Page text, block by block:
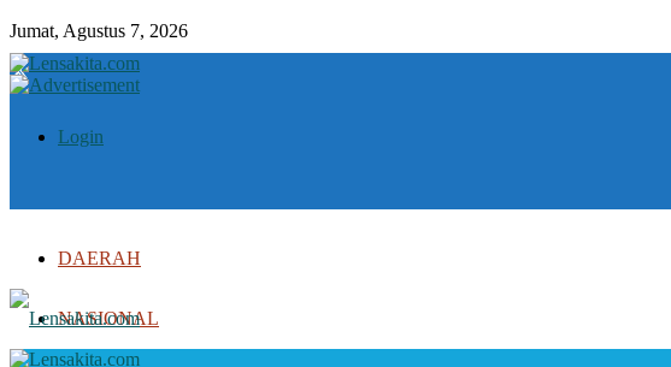
Jumat, Agustus 7, 2026
Login
DAERAH
NASIONAL